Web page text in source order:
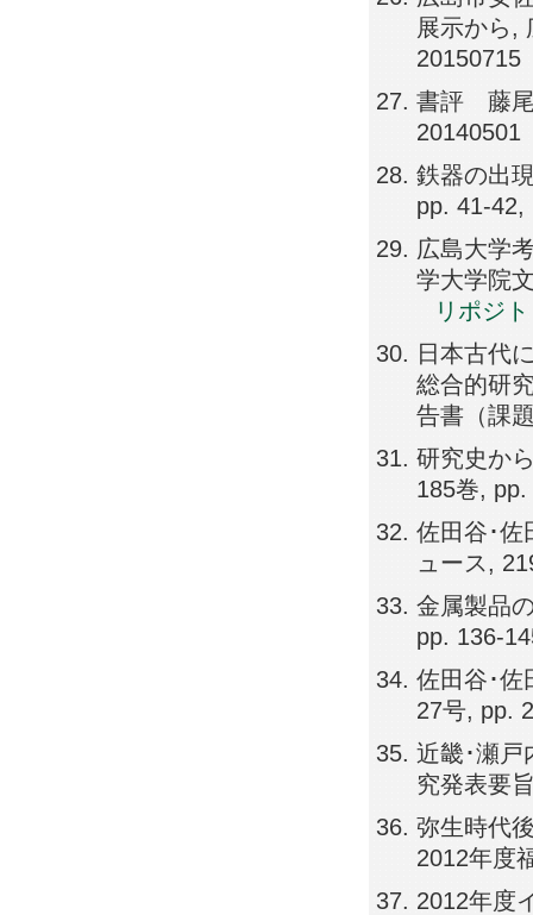
展示から,
20150715
書評 藤尾
20140501
鉄器の出
pp. 41-42,
広島大学
学大学院
リポジ
日本古代
総合的研
告書（課
研究史か
185巻,
佐田谷･佐
ュース,
金属製品
pp. 136-
佐田谷･佐
27号, pp.
近畿･瀬戸
究発表要
弥生時代
2012年度
2012年度